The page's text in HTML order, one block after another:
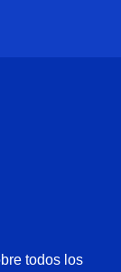
todos los